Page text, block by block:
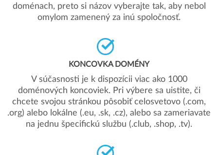
doménach, preto si názov vyberajte tak, aby nebol
omylom zamenený za inú spoločnosť.
KONCOVKA DOMÉNY
V súčasnosti je k dispozícii viac ako 1000
doménových koncoviek. Pri výbere sa uistite, či
chcete svojou stránkou pôsobiť celosvetovo (.com,
.org) alebo lokálne (.eu, .sk, .cz), alebo sa zameriavate
na jednu špecifickú službu (.club, .shop, .tv).